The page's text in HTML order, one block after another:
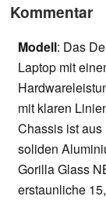
Kommentar
Modell: Das
Laptop mit
mit klaren
Chassis ist
soliden
Gorilla Glass
erstaunliche